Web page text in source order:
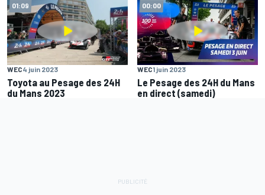
01:09
WEC4 juin 2023
Toyota au Pesage des 24H
du Mans 2023
00:00
WEC1 juin 2023
Le Pesage des 24H du Mans
en direct (samedi)